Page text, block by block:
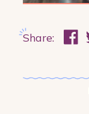
Share: